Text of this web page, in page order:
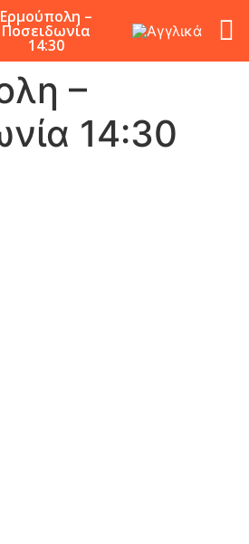
Ερμούπολη –
Ποσειδωνία
14:30
–
14:30